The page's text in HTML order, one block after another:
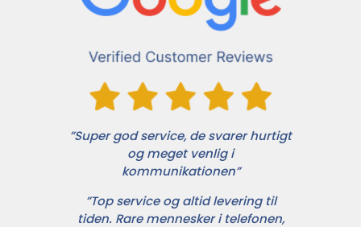
”Super god service, de svarer hurtigt
og meget venlig i
kommunikationen”
”Top service og altid levering til
tiden. Rare mennesker i telefonen,